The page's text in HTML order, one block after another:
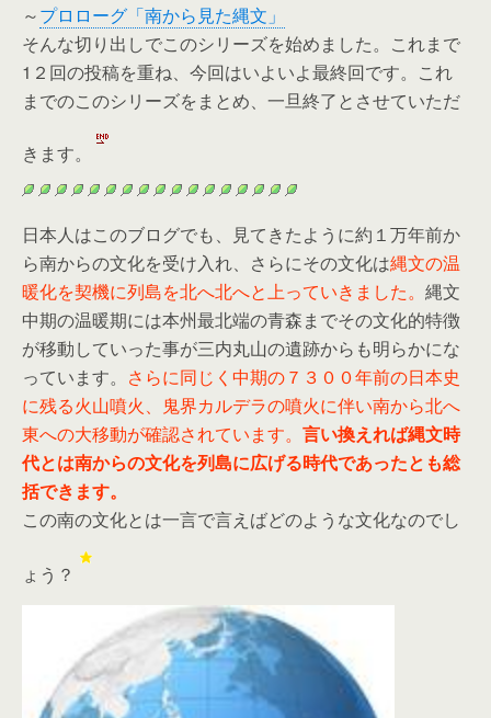
～プロローグ「南から見た縄文」
そんな切り出しでこのシリーズを始めました。これまで
1２回の投稿を重ね、今回はいよいよ最終回です。これ
までのこのシリーズをまとめ、一旦終了とさせていただ
きます。
日本人はこのブログでも、見てきたように約１万年前か
ら南からの文化を受け入れ、さらにその文化は縄文の温
暖化を契機に列島を北へ北へと上っていきました。 縄文
中期の温暖期には本州最北端の青森までその文化的特徴
が移動していった事が三内丸山の遺跡からも明らかにな
っています。 さらに同じく中期の７３００年前の日本史
に残る火山噴火、鬼界カルデラの噴火に伴い南から北へ
東への大移動が確認されています。 言い換えれば縄文時
代とは南からの文化を列島に広げる時代であったとも総
括できます。
この南の文化とは一言で言えばどのような文化なのでし
ょう？